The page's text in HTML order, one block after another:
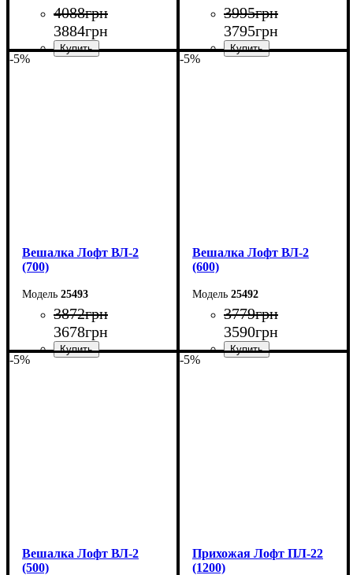
4088грн
3884грн
3995грн
3795грн
-5%
Вешалка Лофт ВЛ-2
(700)
25493
3872грн
3678грн
-5%
Вешалка Лофт ВЛ-2
(600)
25492
3779грн
3590грн
-5%
Вешалка Лофт ВЛ-2
(500)
-5%
Прихожая Лофт ПЛ-22
(1200)